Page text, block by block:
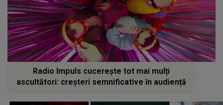
Radio Impuls cucerește tot mai mulți
ascultători: creșteri semnificative în audiență